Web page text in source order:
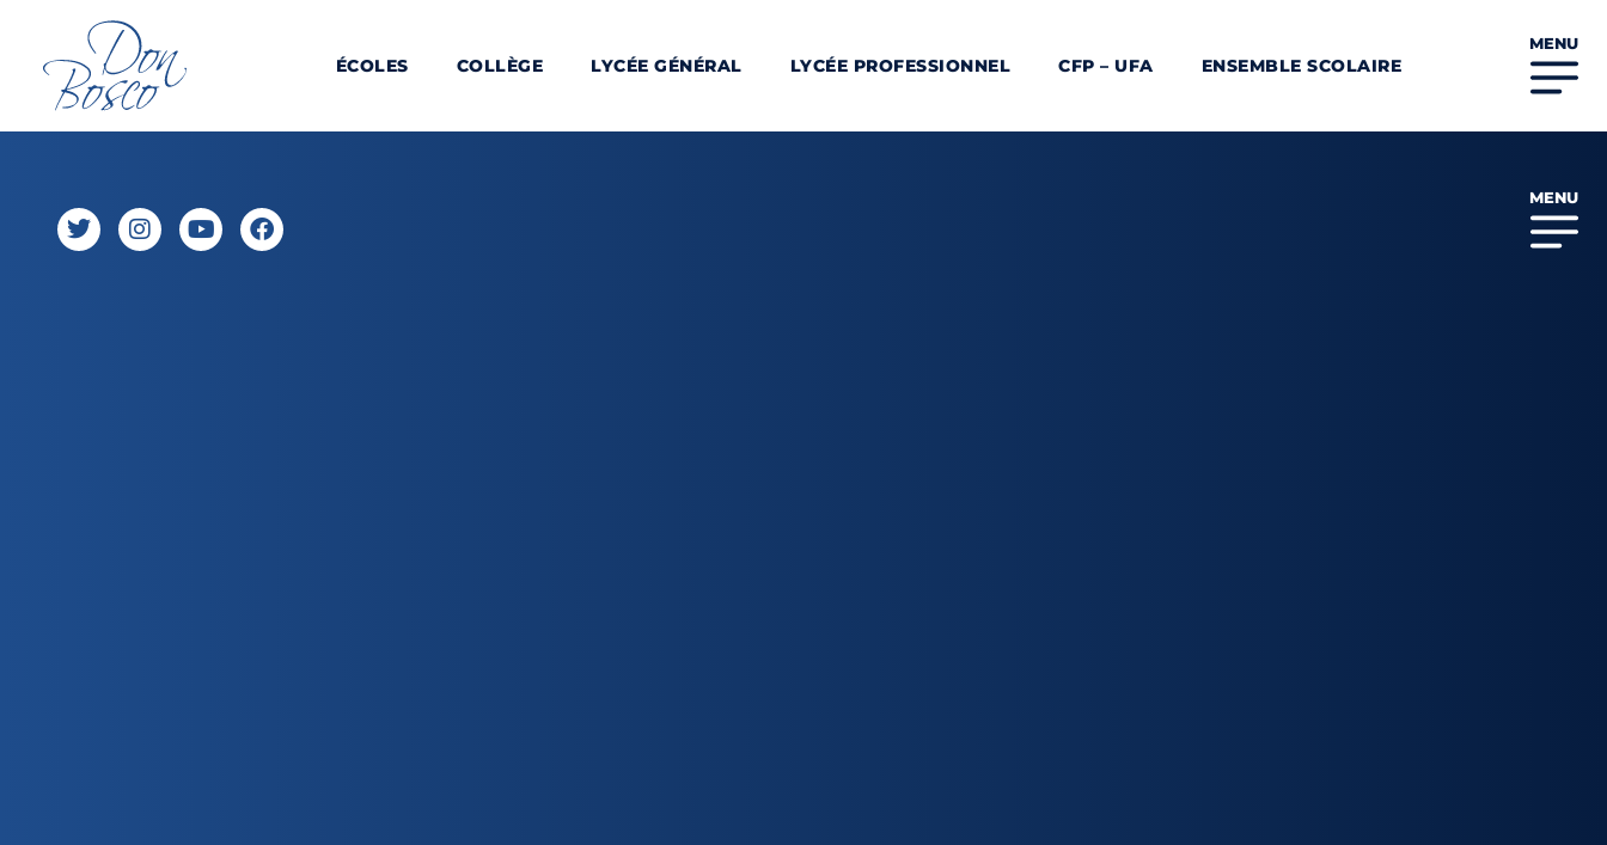
ÉCOLES COLLÈGE LYCÉE GÉNÉRAL LYCÉE PROFESSIONNEL CFP – UFA ENSEMBLE SCOLAIRE
MENU
MENU